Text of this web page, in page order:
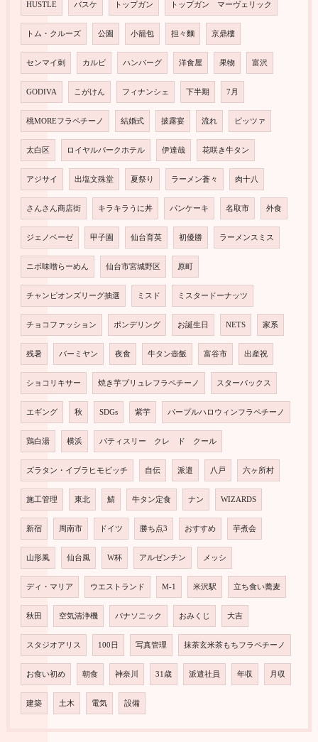
HUSTLE バスケ トップガン トップガン マーヴェリック
トム・クルーズ 公園 小籠包 担々麵 京鼎樓
センマイ刺 カルビ ハンバーグ 洋食屋 果物 富沢
GODIVA こがけん フィナンシェ 下半期 7月
桃MOREフラペチーノ 結婚式 披露宴 流れ ピッツァ
太白区 ロイヤルパークホテル 伊達哉 花咲き牛タン
アジサイ 出塩文殊堂 夏祭り ラーメン蒼々 肉十八
さんさん商店街 キラキラうに丼 パンケーキ 名取市 外食
ジェノベーゼ 甲子園 仙台育英 初優勝 ラーメンスミス
ニボ味噌らーめん 仙台市宮城野区 原町
チャンピオンズリーグ抽選 ミスド ミスタードーナッツ
チョコファッション ポンデリング お誕生日 NETS 家系
残暑 バーミヤン 夜食 牛タン壺飯 富谷市 出産祝
ショコリキサー 焼き芋ブリュレフラペチーノ スターバックス
エギング 秋 SDGs 紫芋 パープルハロウィンフラペチーノ
鶏白湯 横浜 パティスリー クレ ド クール
ズラタン・イブラヒモビッチ 自伝 派遣 八戸 六ヶ所村
施工管理 東北 鯖 牛タン定食 ナン WIZARDS
新宿 周南市 ドイツ 勝ち点3 おすすめ 芋煮会
山形風 仙台風 W杯 アルゼンチン メッシ
ディ・マリア ウエストランド M-1 米沢駅 立ち食い蕎麦
秋田 空気清浄機 パナソニック おみくじ 大吉
スタジオアリス 100日 写真管理 抹茶玄米茶もちフラペチーノ
お食い初め 朝食 神奈川 31歳 派遣社員 年収 月収
建築 土木 電気 設備